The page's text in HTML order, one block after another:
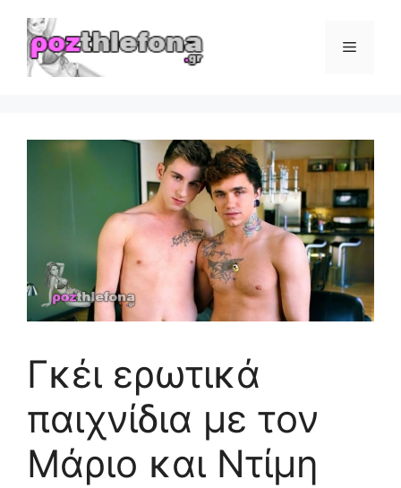
περιεχόμενο
Μενού
Γκέι ερωτικά
παιχνίδια με τον
Μάριο και Ντίμη